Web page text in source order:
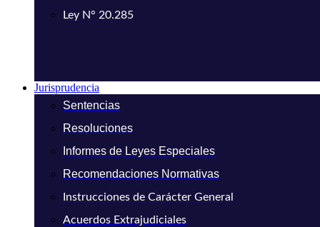
Ley N° 20.285
Jurisprudencia
Sentencias
Resoluciones
Informes de Leyes Especiales
Recomendaciones Normativas
Instrucciones de Carácter General
Acuerdos Extrajudiciales